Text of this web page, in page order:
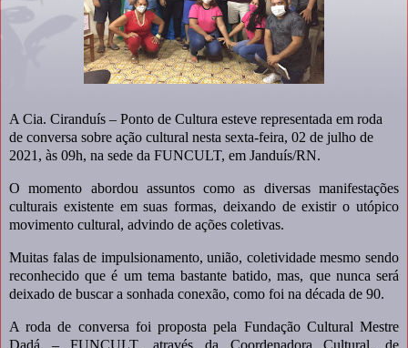
A Cia. Ciranduís – Ponto de Cultura esteve representada em roda
de conversa sobre ação cultural nesta sexta-feira, 02 de julho de
2021, às 09h, na sede da FUNCULT, em Janduís/RN.
O momento abordou assuntos como as diversas manifestações
culturais existente em suas formas, deixando de existir o utópico
movimento cultural, advindo de ações coletivas.
Muitas falas de impulsionamento, união, coletividade mesmo sendo
reconhecido que é um tema bastante batido, mas, que nunca será
deixado de buscar a sonhada conexão, como foi na década de 90.
A roda de conversa foi proposta pela Fundação Cultural Mestre
Dadá – FUNCULT, através da Coordenadora Cultural, de